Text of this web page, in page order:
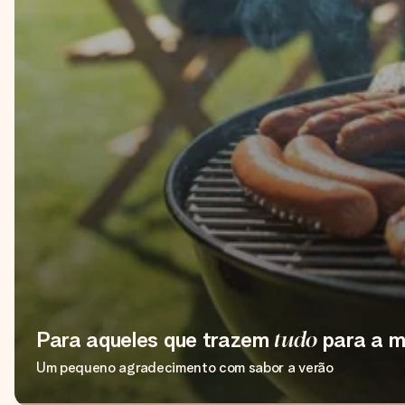
Para aqueles que trazem tudo para a
Um pequeno agradecimento com sabor a verão